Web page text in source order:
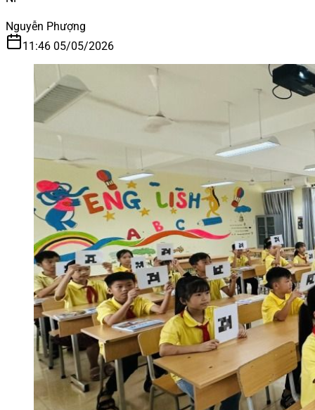
Nguyễn Phượng
11:46 05/05/2026